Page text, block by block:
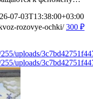
07-03T13:38:00+03:00
rozovye-ochki/ 300 ₽
uploads/
uploads/